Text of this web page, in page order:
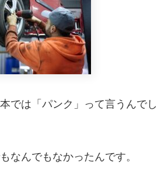
では「パンク」って言うんでし
なんでもなかったんです。